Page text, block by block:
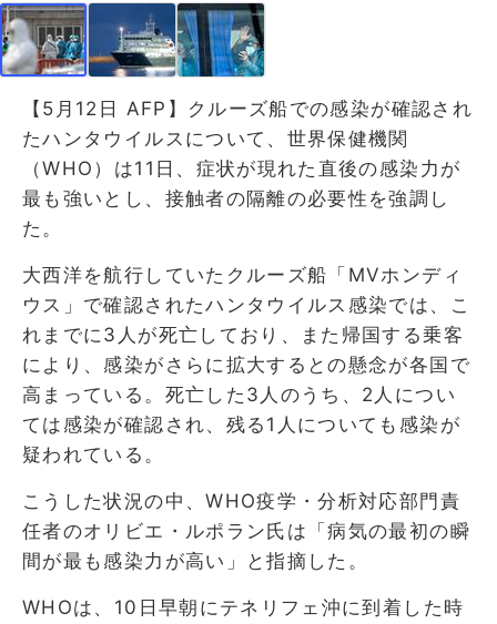
【5月12日 AFP】クルーズ船での感染が確認され
たハンタウイルスについて、世界保健機関
（WHO）は11日、症状が現れた直後の感染力が
最も強いとし、接触者の隔離の必要性を強調し
た。
大西洋を航行していたクルーズ船「MVホンディ
ウス」で確認されたハンタウイルス感染では、こ
れまでに3人が死亡しており、また帰国する乗客
により、感染がさらに拡大するとの懸念が各国で
高まっている。死亡した3人のうち、2人につい
ては感染が確認され、残る1人についても感染が
疑われている。
こうした状況の中、WHO疫学・分析対応部門責
任者のオリビエ・ルポラン氏は「病気の最初の瞬
間が最も感染力が高い」と指摘した。
WHOは、10日早朝にテネリフェ沖に到着した時